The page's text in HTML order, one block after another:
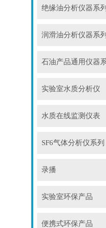
绝缘油分析仪器系列
润滑油分析仪器系列
石油产品通用仪器
实验室水质分析仪
水质在线监测仪表
SF6气体分析仪系列
录播
实验室环保产品
便携式环保产品